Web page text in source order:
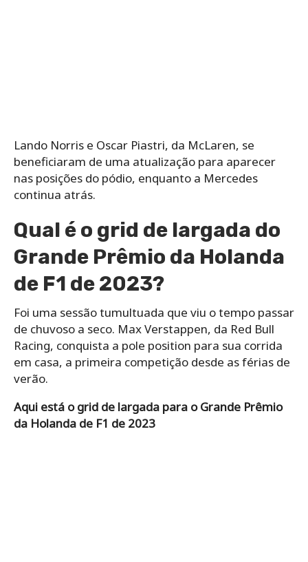
Lando Norris e Oscar Piastri, da McLaren, se
beneficiaram de uma atualização para aparecer
nas posições do pódio, enquanto a Mercedes
continua atrás.
Qual é o grid de largada do
Grande Prêmio da Holanda
de F1 de 2023?
Foi uma sessão tumultuada que viu o tempo passar
de chuvoso a seco. Max Verstappen, da Red Bull
Racing, conquista a pole position para sua corrida
em casa, a primeira competição desde as férias de
verão.
Aqui está o grid de largada para o Grande Prêmio
da Holanda de F1 de 2023